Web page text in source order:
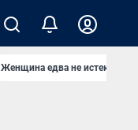
Женщина едва не истекла